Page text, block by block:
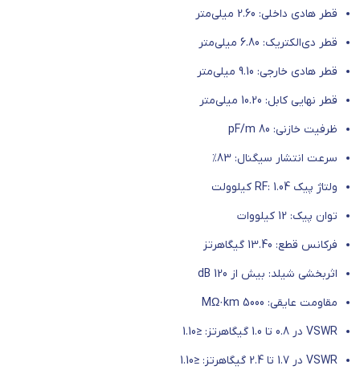
قطر هادی داخلی: 2.60 میلی‌متر
قطر دی‌الکتریک: 6.80 میلی‌متر
قطر هادی خارجی: 9.10 میلی‌متر
قطر نهایی کابل: 10.20 میلی‌متر
ظرفیت خازنی: 80
pF/m
سرعت انتشار سیگنال: 83٪
ولتاژ پیک RF: 1.04 کیلوولت
توان پیک: 12 کیلووات
فرکانس قطع: 13.40 گیگاهرتز
اثربخشی شیلد: بیش از 120
dB
مقاومت عایقی: 5000
MΩ·km
VSWR در 0.8 تا 1.0 گیگاهرتز: ≤1.10
VSWR در 1.7 تا 2.4 گیگاهرتز: ≤1.10